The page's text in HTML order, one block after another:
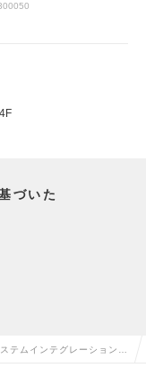
づいた
ステムインテグレーション】